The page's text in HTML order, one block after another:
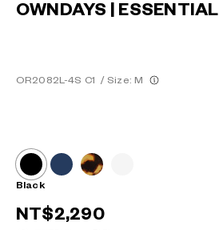
OWNDAYS | ESSENTIAL
OR2082L-4S C1 / Size: M
Black
NT$2,290